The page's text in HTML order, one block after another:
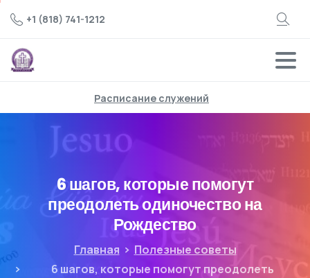
+1 (818) 741-1212
Расписание служений
6 шагов, которые помогут
преодолеть одиночество на
Рождество
Главная
Полезные советы
6 шагов, которые помогут преодолеть